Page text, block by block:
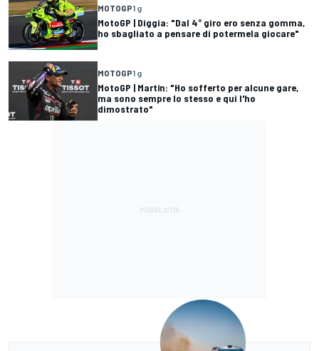
MOTOGP1 g
MotoGP | Diggia: "Dal 4° giro ero senza gomma,
ho sbagliato a pensare di potermela giocare"
MOTOGP1 g
MotoGP | Martín: "Ho sofferto per alcune gare,
ma sono sempre lo stesso e qui l'ho
dimostrato"